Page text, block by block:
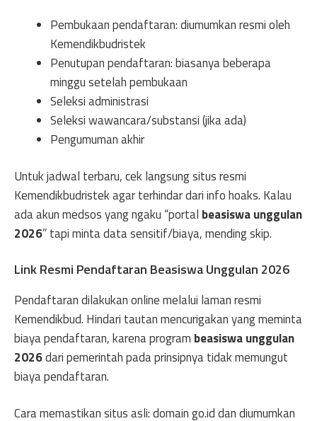
Pembukaan pendaftaran: diumumkan resmi oleh
Kemendikbudristek
Penutupan pendaftaran: biasanya beberapa
minggu setelah pembukaan
Seleksi administrasi
Seleksi wawancara/substansi (jika ada)
Pengumuman akhir
Untuk jadwal terbaru, cek langsung situs resmi
Kemendikbudristek agar terhindar dari info hoaks. Kalau
ada akun medsos yang ngaku “portal beasiswa unggulan
2026” tapi minta data sensitif/biaya, mending skip.
Link Resmi Pendaftaran Beasiswa Unggulan 2026
Pendaftaran dilakukan online melalui laman resmi
Kemendikbud. Hindari tautan mencurigakan yang meminta
biaya pendaftaran, karena program beasiswa unggulan
2026dari pemerintah pada prinsipnya tidak memungut
biaya pendaftaran.
Cara memastikan situs asli: domain go.id dan diumumkan